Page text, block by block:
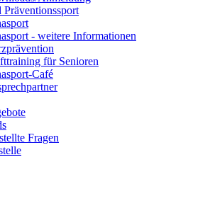
Präventionssport
- weitere Informationen
für Senioren
Café
Fragen